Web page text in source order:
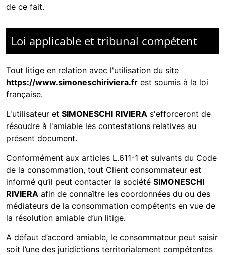
de ce fait.
Loi applicable et tribunal compétent
Tout litige en relation avec l'utilisation du site
https://www.simoneschiriviera.fr est soumis à la loi
française.
L'utilisateur et SIMONESCHI RIVIERA s'efforceront de
résoudre à l'amiable les contestations relatives au
présent document.
Conformément aux articles L.611-1 et suivants du Code
de la consommation, tout Client consommateur est
informé qu’il peut contacter la société SIMONESCHI
RIVIERA afin de connaître les coordonnées du ou des
médiateurs de la consommation compétents en vue de
la résolution amiable d’un litige.
A défaut d’accord amiable, le consommateur peut saisir
soit l’une des juridictions territorialement compétentes